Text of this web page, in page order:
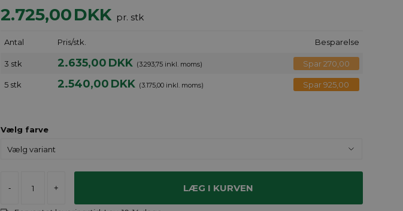
2.725,00DKK pr. stk
Antal Pris/stk. Besparelse
3 stk 2.635,00 DKK (3.293,75 inkl. moms) Spar 270,00
5 stk 2.540,00 DKK (3.175,00 inkl. moms) Spar 925,00
Vælg farve
- +